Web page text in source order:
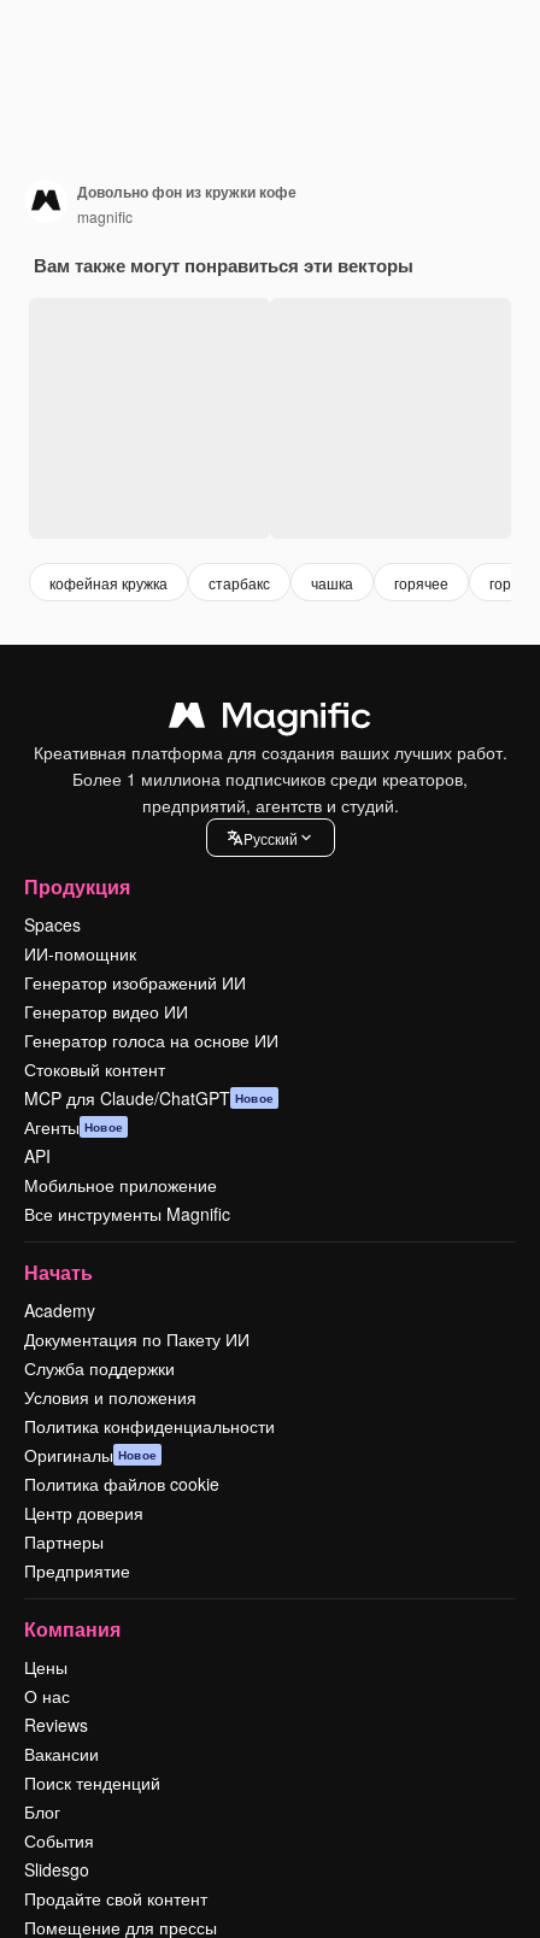
Довольно фон из кружки кофе
magnific
Вам также могут понравиться эти векторы
кофейная кружка старбакс чашка горячее
Креативная платформа для создания ваших лучших работ.
Более 1 миллиона подписчиков среди креаторов,
предприятий, агентств и студий.
Pусский
Продукция
Spaces
ИИ-помощник
Генератор изображений ИИ
Генератор видео ИИ
Генератор голоса на основе ИИ
Стоковый контент
MCP для Claude/ChatGPT Новое
Агенты Новое
API
Мобильное приложение
Все инструменты Magnific
Начать
Academy
Документация по Пакету ИИ
Служба поддержки
Условия и положения
Политика конфиденциальности
Оригиналы Новое
Политика файлов cookie
Центр доверия
Партнеры
Предприятие
Компания
Цены
О нас
Reviews
Вакансии
Поиск тенденций
Блог
События
Slidesgo
Продайте свой контент
Помещение для прессы